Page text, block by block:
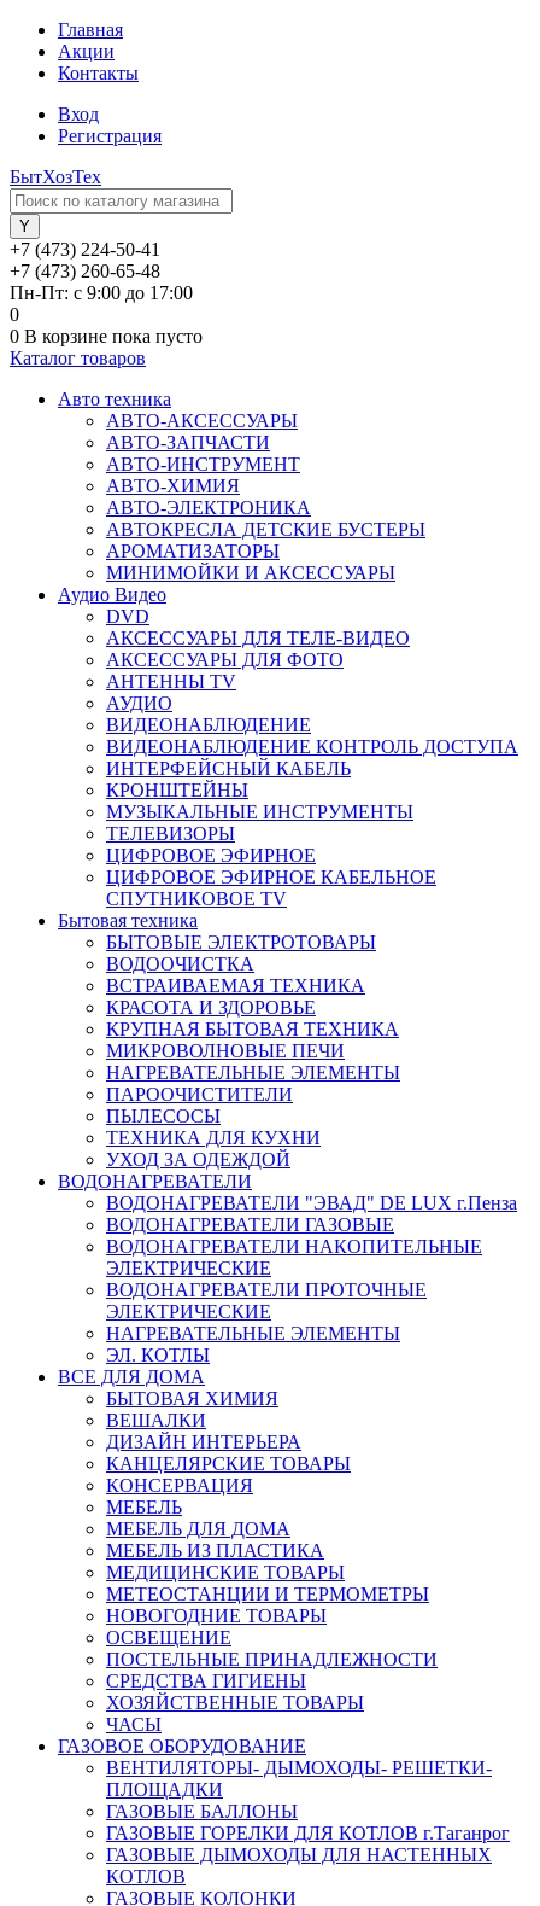
Главная
Акции
Контакты
Вход
Регистрация
БытХозТех
+7 (473) 224-50-41
+7 (473) 260-65-48
Пн-Пт: с 9:00 до 17:00
0
0 В корзине пока пусто
Каталог товаров
Авто техника
АВТО-АКСЕССУАРЫ
АВТО-ЗАПЧАСТИ
АВТО-ИНСТРУМЕНТ
АВТО-ХИМИЯ
АВТО-ЭЛЕКТРОНИКА
АВТОКРЕСЛА ДЕТСКИЕ БУСТЕРЫ
АРОМАТИЗАТОРЫ
МИНИМОЙКИ И АКСЕССУАРЫ
Аудио Видео
DVD
АКСЕССУАРЫ ДЛЯ ТЕЛЕ-ВИДЕО
АКСЕССУАРЫ ДЛЯ ФОТО
АНТЕННЫ TV
АУДИО
ВИДЕОНАБЛЮДЕНИЕ
ВИДЕОНАБЛЮДЕНИЕ КОНТРОЛЬ ДОСТУПА
ИНТЕРФЕЙСНЫЙ КАБЕЛЬ
КРОНШТЕЙНЫ
МУЗЫКАЛЬНЫЕ ИНСТРУМЕНТЫ
ТЕЛЕВИЗОРЫ
ЦИФРОВОЕ ЭФИРНОЕ
ЦИФРОВОЕ ЭФИРНОЕ КАБЕЛЬНОЕ
СПУТНИКОВОЕ TV
Бытовая техника
БЫТОВЫЕ ЭЛЕКТРОТОВАРЫ
ВОДООЧИСТКА
ВСТРАИВАЕМАЯ ТЕХНИКА
КРАСОТА И ЗДОРОВЬЕ
КРУПНАЯ БЫТОВАЯ ТЕХНИКА
МИКРОВОЛНОВЫЕ ПЕЧИ
НАГРЕВАТЕЛЬНЫЕ ЭЛЕМЕНТЫ
ПАРООЧИСТИТЕЛИ
ПЫЛЕСОСЫ
ТЕХНИКА ДЛЯ КУХНИ
УХОД ЗА ОДЕЖДОЙ
ВОДОНАГРЕВАТЕЛИ
ВОДОНАГРЕВАТЕЛИ "ЭВАД" DE LUX г.Пенза
ВОДОНАГРЕВАТЕЛИ ГАЗОВЫЕ
ВОДОНАГРЕВАТЕЛИ НАКОПИТЕЛЬНЫЕ
ЭЛЕКТРИЧЕСКИЕ
ВОДОНАГРЕВАТЕЛИ ПРОТОЧНЫЕ
ЭЛЕКТРИЧЕСКИЕ
НАГРЕВАТЕЛЬНЫЕ ЭЛЕМЕНТЫ
ЭЛ. КОТЛЫ
ВСЕ ДЛЯ ДОМА
БЫТОВАЯ ХИМИЯ
ВЕШАЛКИ
ДИЗАЙН ИНТЕРЬЕРА
КАНЦЕЛЯРСКИЕ ТОВАРЫ
КОНСЕРВАЦИЯ
МЕБЕЛЬ
МЕБЕЛЬ ДЛЯ ДОМА
МЕБЕЛЬ ИЗ ПЛАСТИКА
МЕДИЦИНСКИЕ ТОВАРЫ
МЕТЕОСТАНЦИИ И ТЕРМОМЕТРЫ
НОВОГОДНИЕ ТОВАРЫ
ОСВЕЩЕНИЕ
ПОСТЕЛЬНЫЕ ПРИНАДЛЕЖНОСТИ
СРЕДСТВА ГИГИЕНЫ
ХОЗЯЙСТВЕННЫЕ ТОВАРЫ
ЧАСЫ
ГАЗОВОЕ ОБОРУДОВАНИЕ
ВЕНТИЛЯТОРЫ- ДЫМОХОДЫ- РЕШЕТКИ-
ПЛОЩАДКИ
ГАЗОВЫЕ БАЛЛОНЫ
ГАЗОВЫЕ ГОРЕЛКИ ДЛЯ КОТЛОВ г.Таганрог
ГАЗОВЫЕ ДЫМОХОДЫ ДЛЯ НАСТЕННЫХ
КОТЛОВ
ГАЗОВЫЕ КОЛОНКИ